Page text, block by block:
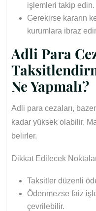
işlemleri takip edin.
Gerekirse kararın
kurumlara ibraz
Adli Para
Ne Yapmalı?
Adli para cezaları,
kadar yüksek olabilir.
belirler.
Dikkat Edilecek
Taksitler düzenli
Ödenmezse faiz
çevrilebilir.